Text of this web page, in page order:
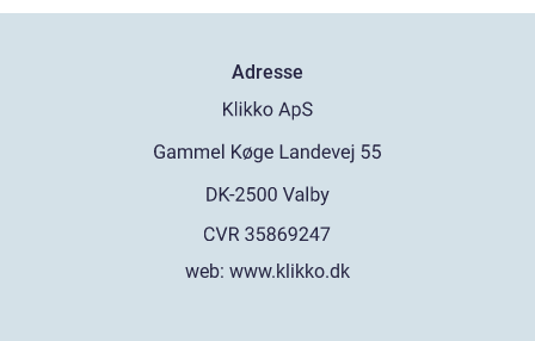
Adresse
web: www.klikko.dk